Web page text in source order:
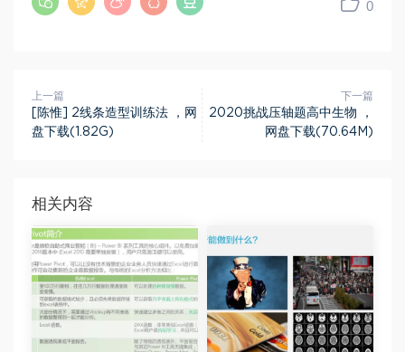
0
上一篇
[陈惟] 2线条造型训练法 ，网
盘下载(1.82G)
下一篇
2020挑战压轴题高中生物 ，
网盘下载(70.64M)
相关内容